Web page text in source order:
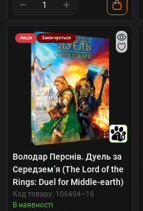
Акція Закінчується
10
Володар Перснів. Дуель за
Середземʼя (The Lord of the
Rings: Duel for Middle-earth)
Код товару: 106494~16
В наявності